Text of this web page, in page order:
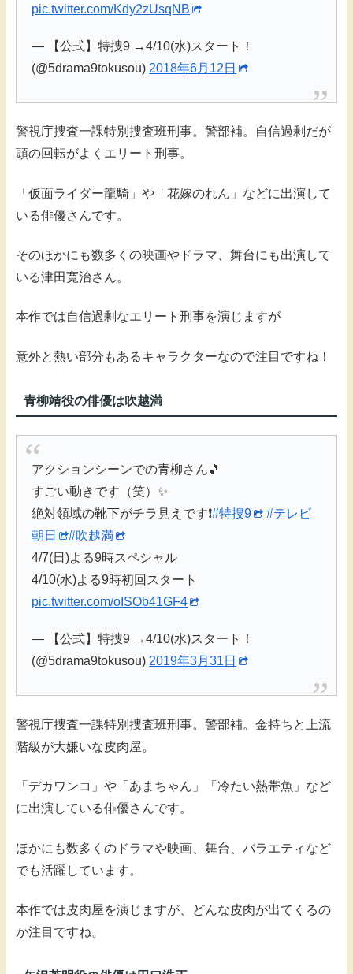
pic.twitter.com/Kdy2zUsqNB
— 【公式】特捜9 →4/10(水)スタート！
(@5drama9tokusou) 2018年6月12日
警視庁捜査一課特別捜査班刑事。警部補。自信過剰だが
頭の回転がよくエリート刑事。
「仮面ライダー龍騎」や「花嫁のれん」などに出演して
いる俳優さんです。
そのほかにも数多くの映画やドラマ、舞台にも出演して
いる津田寛治さん。
本作では自信過剰なエリート刑事を演じますが
意外と熱い部分もあるキャラクターなので注目ですね！
青柳靖役の俳優は吹越満
アクションシーンでの青柳さん🎵
すごい動きです（笑）✨
絶対領域の靴下がチラ見えです❗️#特捜9
#テレビ
朝日
#吹越満
4/7(日)よる9時スペシャル
4/10(水)よる9時初回スタート
pic.twitter.com/oISOb41GF4
— 【公式】特捜9 →4/10(水)スタート！
(@5drama9tokusou) 2019年3月31日
警視庁捜査一課特別捜査班刑事。警部補。金持ちと上流
階級が大嫌いな皮肉屋。
「デカワンコ」や「あまちゃん」「冷たい熱帯魚」など
に出演している俳優さんです。
ほかにも数多くのドラマや映画、舞台、バラエティなど
でも活躍しています。
本作では皮肉屋を演じますが、どんな皮肉が出てくるの
か注目ですね。